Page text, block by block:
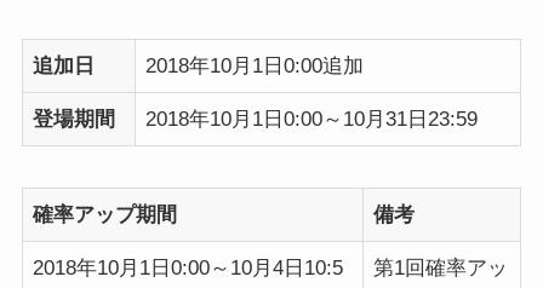
追加日 2018年10月1日0:00追加
登場期間 2018年10月1日0:00～10月31日23:59
確率アップ期間 備考
2018年10月1日0:00～10月4日10:5
第1回確率アッ